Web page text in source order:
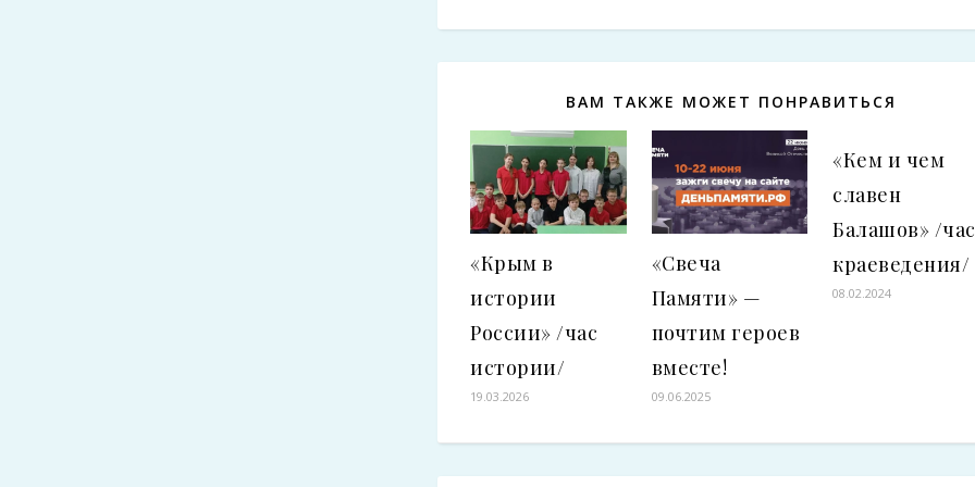
ВАМ ТАКЖЕ МОЖЕТ ПОНРАВИТЬСЯ
«Крым в
истории
России» /час
истории/
19.03.2026
«Свеча
Памяти» —
почтим героев
вместе!
09.06.2025
«Кем и чем
славен
Балашов» /час
краеведения/
08.02.2024